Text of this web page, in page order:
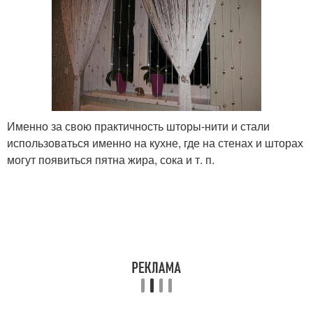
Именно за свою практичность шторы-нити и стали
использоваться именно на кухне, где на стенах и шторах
могут появиться пятна жира, сока и т. п.